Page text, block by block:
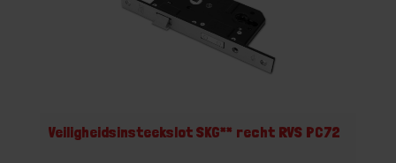
Veiligheidsinsteekslot SKG** recht RVS PC72